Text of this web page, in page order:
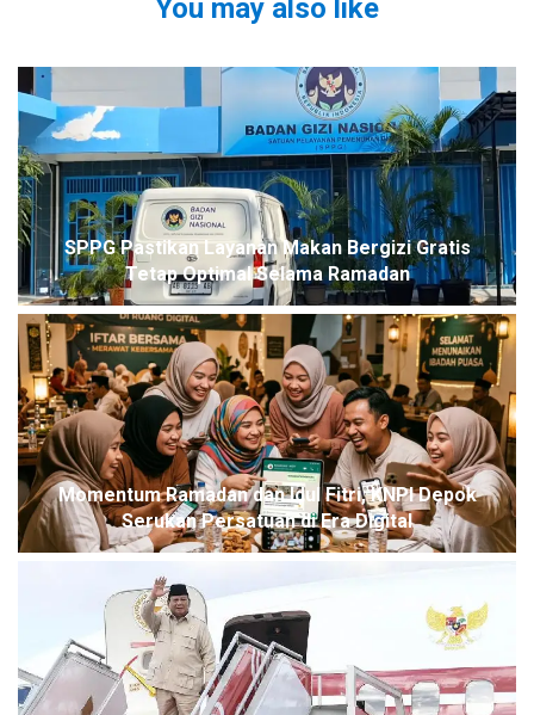
You may also like
SPPG Pastikan Layanan Makan Bergizi Gratis
Tetap Optimal Selama Ramadan
Momentum Ramadan dan Idul Fitri, KNPI Depok
Serukan Persatuan di Era Digital